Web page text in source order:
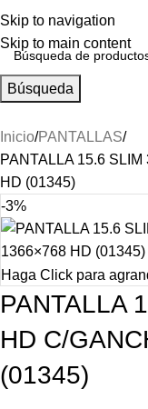
Skip to navigation
Skip to main content
Búsqueda
Inicio PANTALLAS
PANTALLA 15.6
HD (01345)
-3%
Haga Click para
PANTALLA
HD C/
(01345)